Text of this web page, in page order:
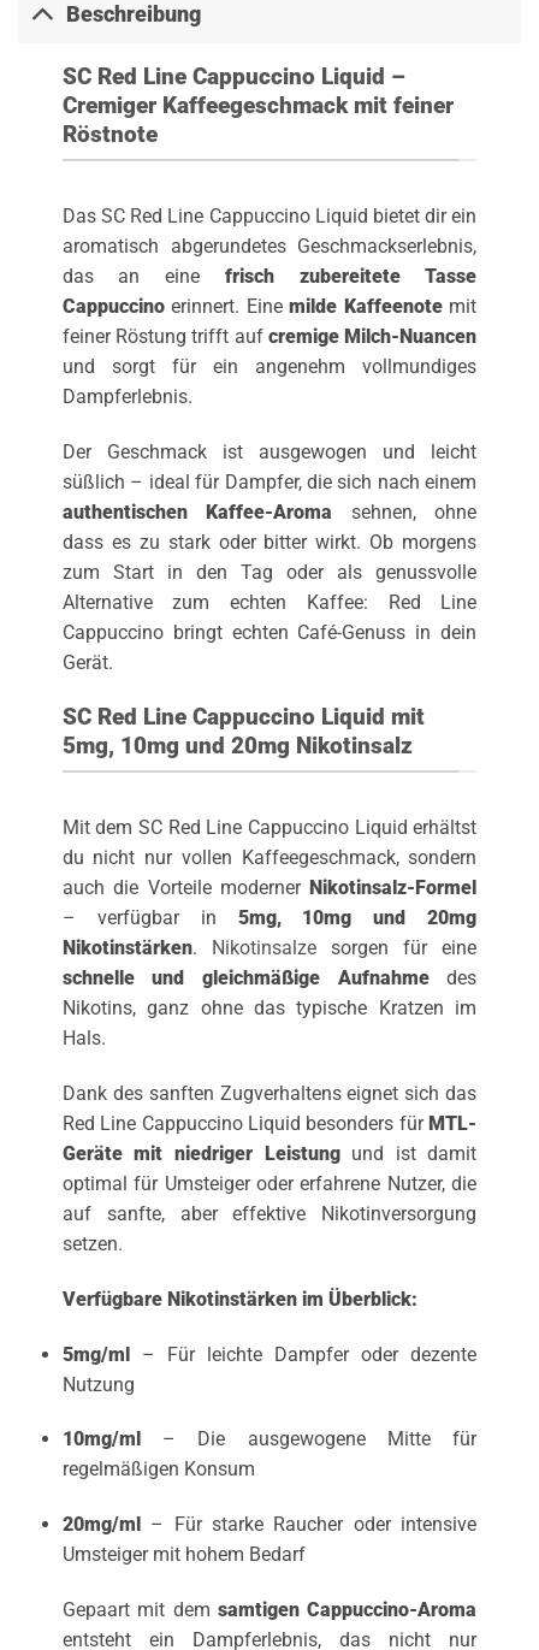
Beschreibung
SC Red Line Cappuccino Liquid –
Cremiger Kaffeegeschmack mit feiner
Röstnote
Das SC Red Line Cappuccino Liquid bietet dir ein
aromatisch abgerundetes Geschmackserlebnis,
das an eine frisch zubereitete Tasse
Cappuccinoerinnert. Einemilde Kaffeenotemit
feiner Röstung trifft auf cremige Milch-Nuancen
und sorgt für ein angenehm vollmundiges
Dampferlebnis.
Der Geschmack ist ausgewogen und leicht
süßlich – ideal für Dampfer, die sich nach einem
authentischen Kaffee-Aroma sehnen, ohne
dass es zu stark oder bitter wirkt. Ob morgens
zum Start in den Tag oder als genussvolle
Alternative zum echten Kaffee: Red Line
Cappuccino bringt echten Café-Genuss in dein
Gerät.
SC Red Line Cappuccino Liquid mit
5mg, 10mg und 20mg Nikotinsalz
Mit dem SC Red Line Cappuccino Liquid erhältst
du nicht nur vollen Kaffeegeschmack, sondern
auch die Vorteile moderner Nikotinsalz-Formel
– verfügbar in 5mg, 10mg und 20mg
Nikotinstärken. Nikotinsalzesorgen für eine
schnelle und gleichmäßige Aufnahmedes
Nikotins, ganz ohne das typische Kratzen im
Hals.
Dank des sanften Zugverhaltens eignet sich das
Red Line Cappuccino Liquid besonders für MTL-
Geräte mit niedriger Leistungund ist damit
optimal für Umsteiger oder erfahrene Nutzer, die
auf sanfte, aber effektive Nikotinversorgung
setzen.
Verfügbare Nikotinstärken im Überblick:
5mg/ml– Für leichte Dampfer oder dezente
Nutzung
10mg/ml
– Die ausgewogene Mitte für
regelmäßigen Konsum
20mg/ml
– Für starke Raucher oder intensive
Umsteiger mit hohem Bedarf
Gepaart mit dem samtigen Cappuccino-Aroma
entsteht ein Dampferlebnis, das nicht nur